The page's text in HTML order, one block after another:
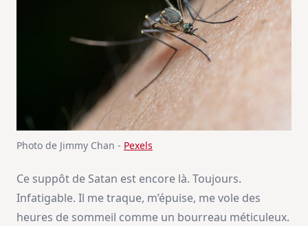
Photo de Jimmy Chan - Pexels
Ce suppôt de Satan est encore là. Toujours.
Infatigable. Il me traque, m’épuise, me vole des
heures de sommeil comme un bourreau méticuleux.